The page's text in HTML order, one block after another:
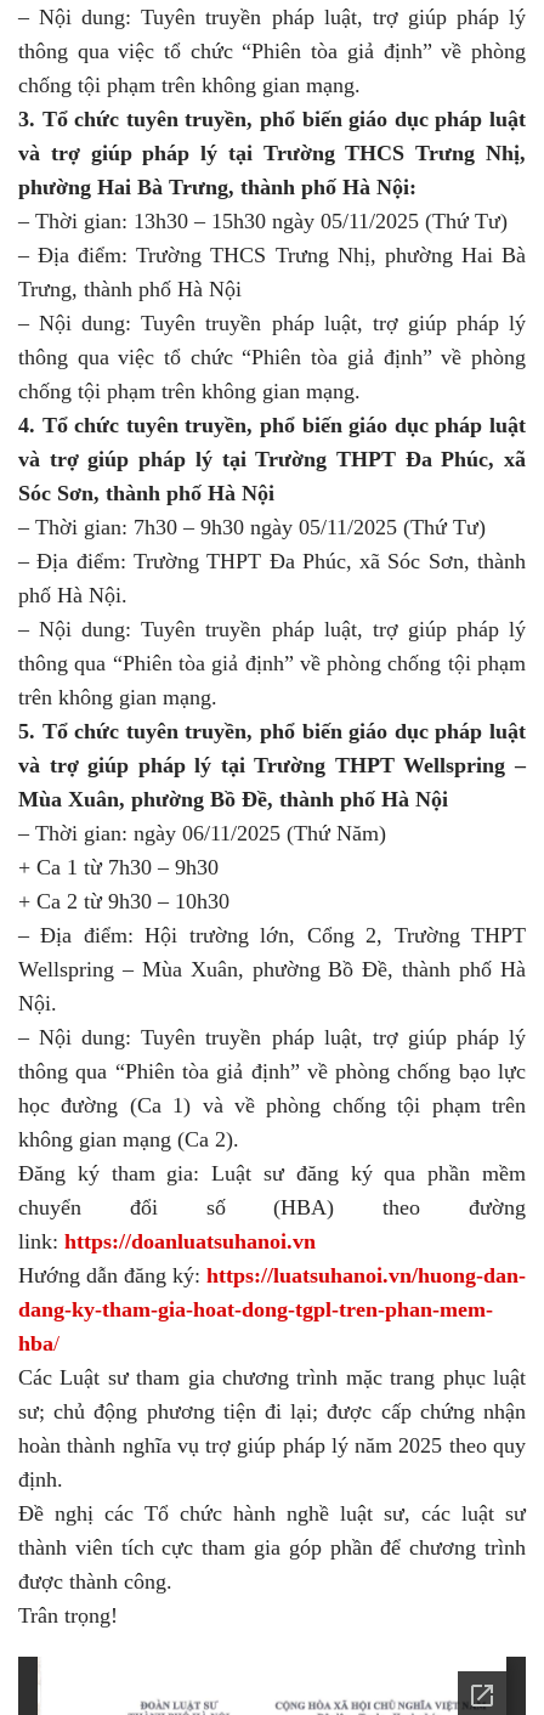
– Nội dung: Tuyên truyền pháp luật, trợ giúp pháp lý
thông qua việc tổ chức “Phiên tòa giả định” về phòng
chống tội phạm trên không gian mạng.
3. Tổ chức tuyên truyền, phổ biến giáo dục pháp luật
và trợ giúp pháp lý tại Trường THCS Trưng Nhị,
phường Hai Bà Trưng, thành phố Hà Nội:
– Thời gian: 13h30 – 15h30 ngày 05/11/2025 (Thứ Tư)
– Địa điểm: Trường THCS Trưng Nhị, phường Hai Bà
Trưng, thành phố Hà Nội
– Nội dung: Tuyên truyền pháp luật, trợ giúp pháp lý
thông qua việc tổ chức “Phiên tòa giả định” về phòng
chống tội phạm trên không gian mạng.
4. Tổ chức tuyên truyền, phổ biến giáo dục pháp luật
và trợ giúp pháp lý tại Trường THPT Đa Phúc, xã
Sóc Sơn, thành phố Hà Nội
– Thời gian: 7h30 – 9h30 ngày 05/11/2025 (Thứ Tư)
– Địa điểm: Trường THPT Đa Phúc, xã Sóc Sơn, thành
phố Hà Nội.
– Nội dung: Tuyên truyền pháp luật, trợ giúp pháp lý
thông qua “Phiên tòa giả định” về phòng chống tội phạm
trên không gian mạng.
5. Tổ chức tuyên truyền, phổ biến giáo dục pháp luật
và trợ giúp pháp lý tại Trường THPT Wellspring –
Mùa Xuân, phường Bồ Đề, thành phố Hà Nội
– Thời gian: ngày 06/11/2025 (Thứ Năm)
+ Ca 1 từ 7h30 – 9h30
+ Ca 2 từ 9h30 – 10h30
– Địa điểm: Hội trường lớn, Cổng 2, Trường THPT
Wellspring – Mùa Xuân, phường Bồ Đề, thành phố Hà
Nội.
– Nội dung: Tuyên truyền pháp luật, trợ giúp pháp lý
thông qua “Phiên tòa giả định” về phòng chống bạo lực
học đường (Ca 1) và về phòng chống tội phạm trên
không gian mạng (Ca 2).
Đăng ký tham gia: Luật sư đăng ký qua phần mềm
chuyển đổi số (HBA) theo đường
link: https://doanluatsuhanoi.vn
Hướng dẫn đăng ký: https://luatsuhanoi.vn/huong-dan-
dang-ky-tham-gia-hoat-dong-tgpl-tren-phan-mem-
hba/
Các Luật sư tham gia chương trình mặc trang phục luật
sư; chủ động phương tiện đi lại; được cấp chứng nhận
hoàn thành nghĩa vụ trợ giúp pháp lý năm 2025 theo quy
định.
Đề nghị các Tổ chức hành nghề luật sư, các luật sư
thành viên tích cực tham gia góp phần để chương trình
được thành công.
Trân trọng!